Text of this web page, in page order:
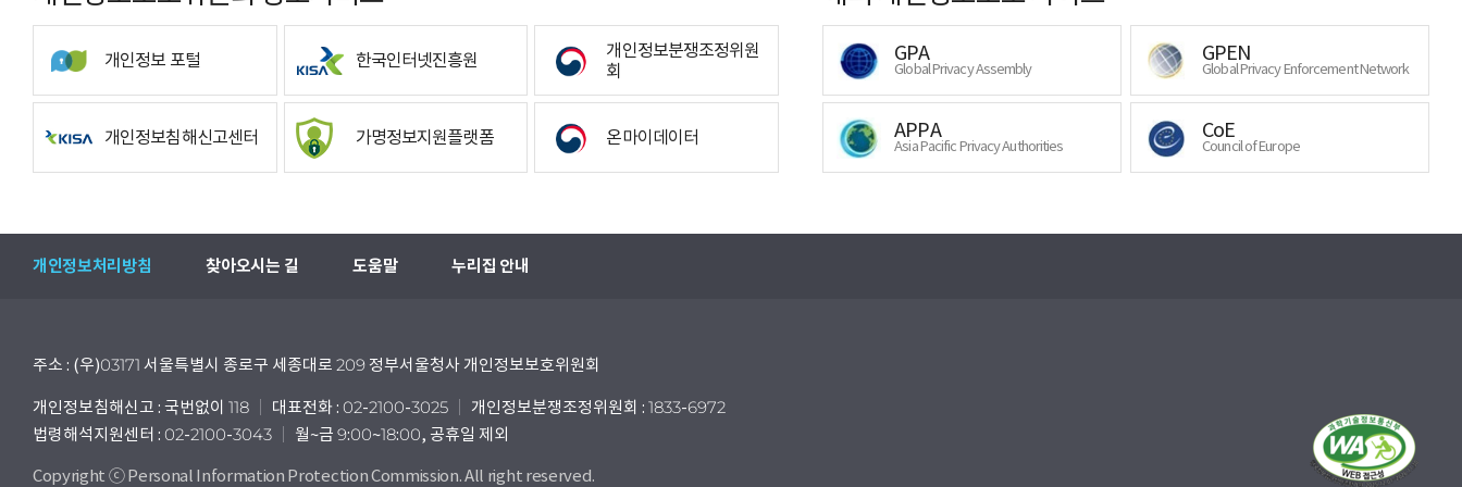
개인정보 포털 한국인터넷진흥원
개인정보분쟁조정위원
회
개인정보침해신고센터 가명정보지원플랫폼 온마이데이터
GPA
Global Privacy Assembly
GPEN
Global Privacy Enforcement Network
APPA
Asia Pacific Privacy Authorities
CoE
Council of Europe
개인정보처리방침 찾아오시는 길 도움말 누리집 안내
주소 : (우)03171 서울특별시 종로구 세종대로 209 정부서울청사 개인정보보호위원회
개인정보침해신고 : 국번없이 118 대표전화 : 02-2100-3025
개인정보분쟁조정위원회 : 1833-6972
법령해석지원센터 : 02-2100-3043
월~금 9:00~18:00, 공휴일 제외
Copyright ⓒ Personal Information Protection Commission. All right reserved.